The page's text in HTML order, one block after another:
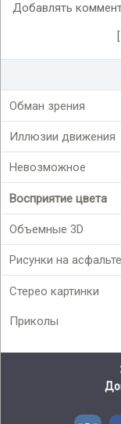
Добавлять
[
Обман зрения
Иллюзии движения
Невозможное
Восприятие цвета
Объемные 3D
Рисунки на асфальте
Стерео картинки
Приколы